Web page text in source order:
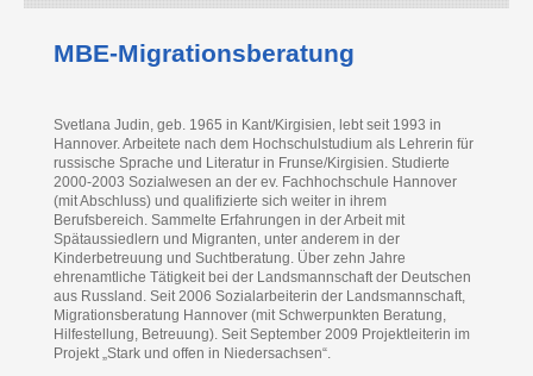
MBE-Migrationsberatung
Svetlana Judin, geb. 1965 in Kant/Kirgisien, lebt seit 1993 in
Hannover. Arbeitete nach dem Hochschulstudium als Lehrerin für
russische Sprache und Literatur in Frunse/Kirgisien. Studierte
2000-2003 Sozialwesen an der ev. Fachhochschule Hannover
(mit Abschluss) und qualifizierte sich weiter in ihrem
Berufsbereich. Sammelte Erfahrungen in der Arbeit mit
Spätaussiedlern und Migranten, unter anderem in der
Kinderbetreuung und Suchtberatung. Über zehn Jahre
ehrenamtliche Tätigkeit bei der Landsmannschaft der Deutschen
aus Russland. Seit 2006 Sozialarbeiterin der Landsmannschaft,
Migrationsberatung Hannover (mit Schwerpunkten Beratung,
Hilfestellung, Betreuung). Seit September 2009 Projektleiterin im
Projekt „Stark und offen in Niedersachsen“.